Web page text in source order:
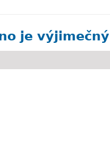
je výjimečný